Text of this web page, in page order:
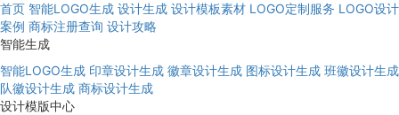
首页 智能LOGO生成 设计生成 设计模板素材 LOGO定制服务 LOGO设计
案例 商标注册查询 设计攻略
智能生成
智能LOGO生成 印章设计生成 徽章设计生成 图标设计生成 班徽设计生成
队徽设计生成 商标设计生成
设计模版中心